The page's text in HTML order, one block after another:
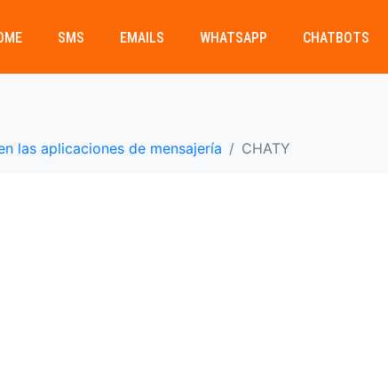
SMS EMAILS WHATSAPP CHATBOTS
las aplicaciones de mensajería CHATY